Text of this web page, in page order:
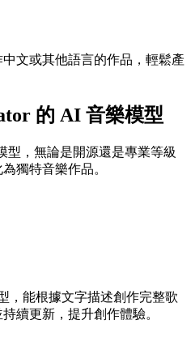
文或其他語言的作品，輕鬆產
的 AI 音樂模型
型，無論是開源還是專業等級
獨特音樂作品。
，能根據文字描述創作完整歌
續更新，提升創作體驗。